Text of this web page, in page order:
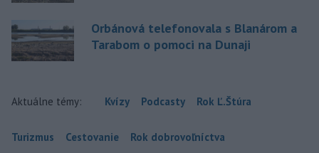
Orbánová telefonovala s Blanárom a
Tarabom o pomoci na Dunaji
Aktuálne témy: Kvízy Podcasty Rok Ľ.Štúra
Turizmus Cestovanie Rok dobrovoľníctva